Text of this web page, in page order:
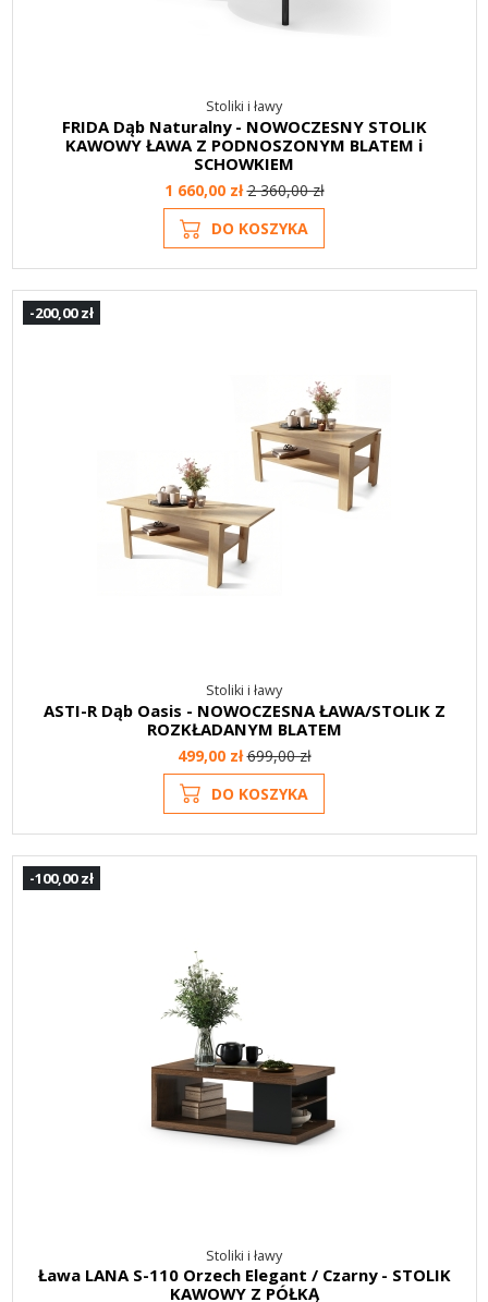
Stoliki i ławy
FRIDA Dąb Naturalny - NOWOCZESNY STOLIK
KAWOWY ŁAWA Z PODNOSZONYM BLATEM i
SCHOWKIEM
1 660,00 zł2 360,00 zł
DO KOSZYKA
-200,00 zł
Stoliki i ławy
ASTI-R Dąb Oasis - NOWOCZESNA ŁAWA/STOLIK Z
ROZKŁADANYM BLATEM
499,00 zł699,00 zł
DO KOSZYKA
-100,00 zł
Stoliki i ławy
Ława LANA S-110 Orzech Elegant / Czarny - STOLIK
KAWOWY Z PÓŁKĄ